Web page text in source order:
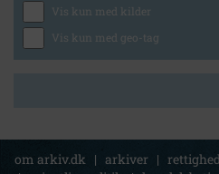
Vis kun med kilder
Vis kun med geo-tag
om arkiv.dk | arkiver |